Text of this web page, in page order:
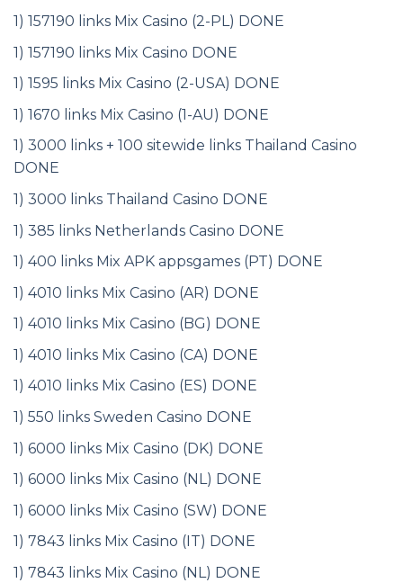
1) 157190 links Mix Casino (2-PL) DONE
1) 157190 links Mix Casino DONE
1) 1595 links Mix Casino (2-USA) DONE
1) 1670 links Mix Casino (1-AU) DONE
1) 3000 links + 100 sitewide links Thailand Casino
DONE
1) 3000 links Thailand Casino DONE
1) 385 links Netherlands Casino DONE
1) 400 links Mix APK appsgames (PT) DONE
1) 4010 links Mix Casino (AR) DONE
1) 4010 links Mix Casino (BG) DONE
1) 4010 links Mix Casino (CA) DONE
1) 4010 links Mix Casino (ES) DONE
1) 550 links Sweden Casino DONE
1) 6000 links Mix Casino (DK) DONE
1) 6000 links Mix Casino (NL) DONE
1) 6000 links Mix Casino (SW) DONE
1) 7843 links Mix Casino (IT) DONE
1) 7843 links Mix Casino (NL) DONE